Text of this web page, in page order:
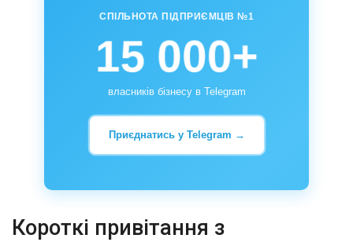
СПІЛЬНОТА ПІДПРИЄМЦІВ №1
15 000+
власників бізнесу в Telegram
Приєднатись у Telegram →
Короткі привітання з